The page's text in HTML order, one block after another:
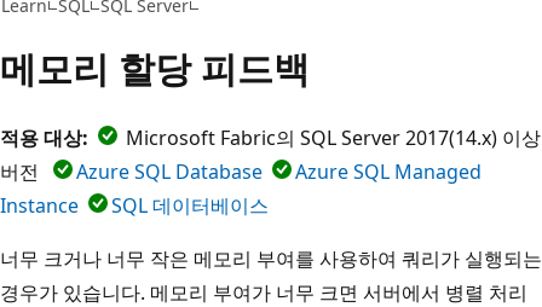
Learn SQL SQL Server
메모리 할당 피드백
적용 대상:
Microsoft Fabric의 SQL Server 2017(14.x) 이상
버전
Azure SQL Database
Azure SQL Managed
Instance
SQL 데이터베이스
너무 크거나 너무 작은 메모리 부여를 사용하여 쿼리가 실행되는
경우가 있습니다. 메모리 부여가 너무 크면 서버에서 병렬 처리